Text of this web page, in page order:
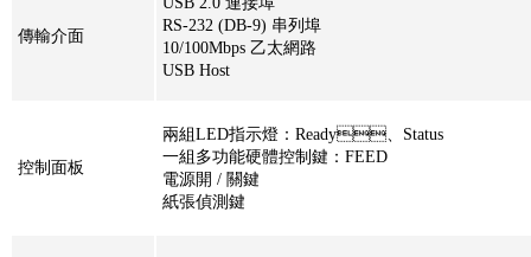
傳輸介面
RS-232 (DB-9) 串列埠
10/100Mbps 乙太網路
USB Host
控制面板
兩組LED指示燈：Ready、Status
一組多功能硬體控制鍵：FEED
電源開 / 關鍵
紙張偵測鍵